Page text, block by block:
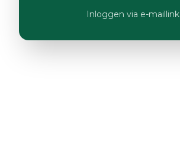
Inloggen via e-maillink